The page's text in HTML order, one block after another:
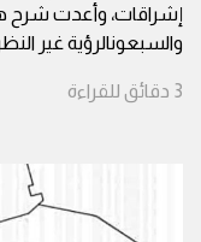
إشراقات، وأعدت شرح
والسبعونالرؤية غير
3 دقائق للقراءة